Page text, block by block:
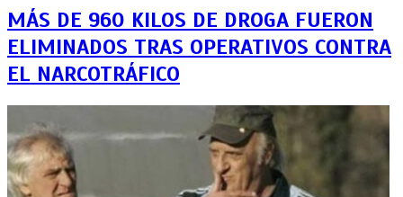
MÁS DE 960 KILOS DE DROGA FUERON
ELIMINADOS TRAS OPERATIVOS CONTRA
EL NARCOTRÁFICO